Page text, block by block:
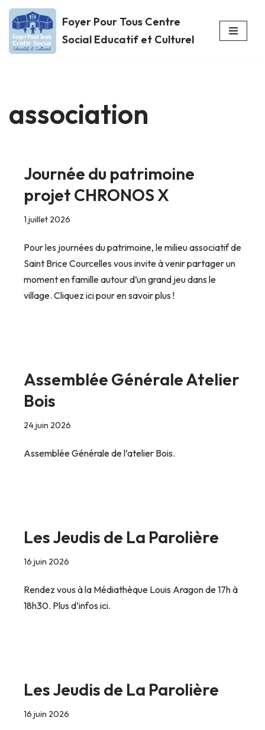
Aller
au
Foyer Pour Tous Centre
Social Educatif et Culturel
association
Journée du patrimoine
projet CHRONOS X
1 juillet 2026
Pour les journées du patrimoine, le milieu associatif de
Saint Brice Courcelles vous invite à venir partager un
moment en famille autour d’un grand jeu dans le
village. Cliquez ici pour en savoir plus !
Assemblée Générale Atelier
Bois
24 juin 2026
Assemblée Générale de l’atelier Bois.
Les Jeudis de La Parolière
16 juin 2026
Rendez vous à la Médiathèque Louis Aragon de 17h à
18h30. Plus d’infos ici.
Les Jeudis de La Parolière
16 juin 2026